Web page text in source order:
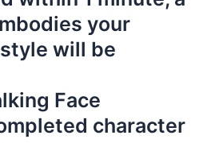
your
will be
Face
character